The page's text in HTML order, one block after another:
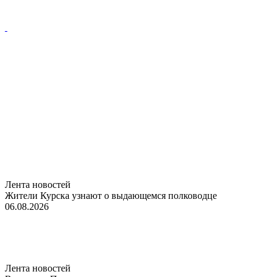
Лента новостей
Жители Курска узнают о выдающемся полководце
06.08.2026
Лента новостей